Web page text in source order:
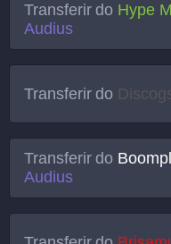
Transferir do Hype
Audius
Transferir do
Transferir do
Audius